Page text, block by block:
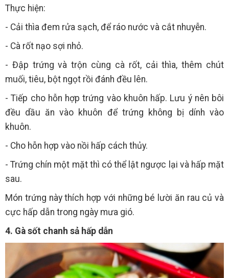
Thực hiện:
- Cải thìa đem rửa sạch, để ráo nước và cắt nhuyễn.
- Cà rốt nạo sợi nhỏ.
- Đập trứng và trộn cùng cà rốt, cải thìa, thêm chút
muối, tiêu, bột ngọt rồi đánh đều lên.
- Tiếp cho hỗn hợp trứng vào khuôn hấp. Lưu ý nên bôi
đều dầu ăn vào khuôn để trứng không bị dính vào
khuôn.
- Cho hỗn hợp vào nồi hấp cách thủy.
- Trứng chín một mặt thì có thể lật ngược lại và hấp mặt
sau.
Món trứng này thích hợp với những bé lười ăn rau củ và
cực hấp dẫn trong ngày mưa gió.
4. Gà sốt chanh sả hấp dẫn